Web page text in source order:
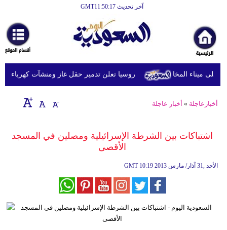
آخر تحديث GMT11:50:17
أخبارعاجلة
رياضة
ثقافة
إقتصاد
وموسيقى
روسيا تعلن تدمير حقل غاز ومنشآت كهرباء في
أخبارعاجلة » أخبار عاجلة
اشتباكات بين الشرطة الإسرائيلية ومصلين في المسجد
الأقصى
GMT 10:19 2013 الأحد ,31 آذار/ مارس